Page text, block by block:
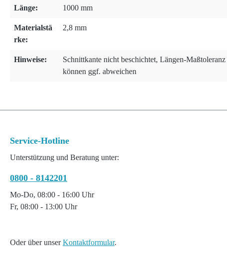
Länge: 1000 mm
Materialstä
rke:
2,8 mm
Hinweise:
Schnittkante nicht beschichtet, Längen-
können ggf. abweichen
Service-Hotline
Unterstützung und Beratung unter:
0800 - 8142201
Mo-Do, 08:00 - 16:00 Uhr
Fr, 08:00 - 13:00 Uhr
Oder über unserKontaktformular.